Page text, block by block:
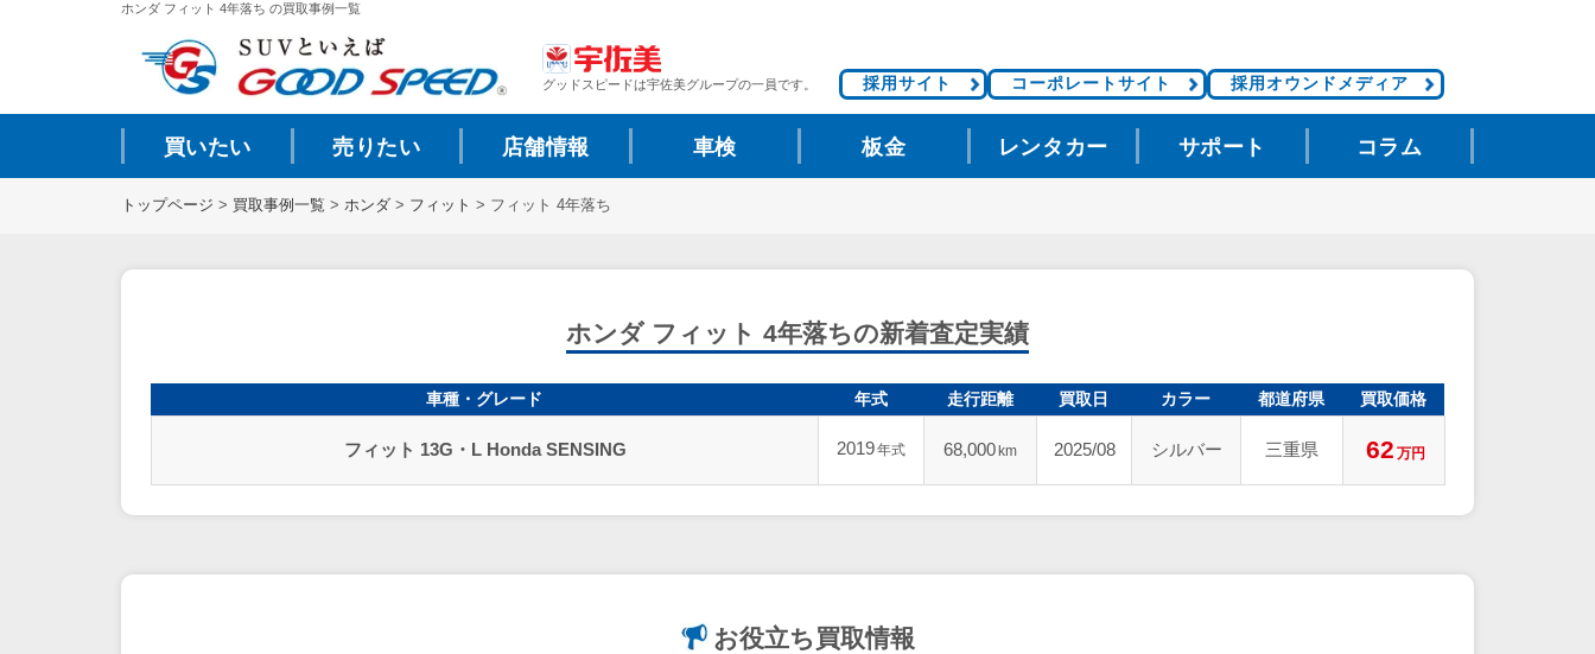
ホンダ フィット 4年落ち の買取事例一覧
グッドスピードは宇佐美グループの一員です。 採用サイト コーポレートサイト 採用オウンドメディア
買いたい 売りたい 店舗情報 車検 板金 レンタカー サポート コラム
トップページ > 買取事例一覧 > ホンダ > フィット > フィット 4年落ち
ホンダ フィット 4年落ちの新着査定実績
車種・グレード 年式 走行距離 買取日 カラー 都道府県 買取価格
フィット 13G・L Honda SENSING 2019年式 68,000 km 2025/08 シルバー 三重県 62 万円
お役立ち 買取情報